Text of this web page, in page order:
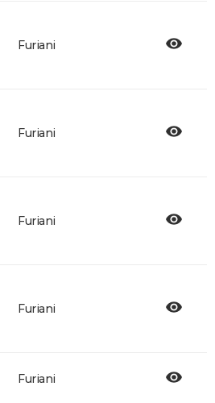
Furiani
Furiani
Furiani
Furiani
Furiani